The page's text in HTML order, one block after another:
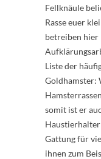
Fellknäule
Rasse euer
betreiben hier
Liste der
Goldhamster:
somit ist er
Gattung für
ihnen zum